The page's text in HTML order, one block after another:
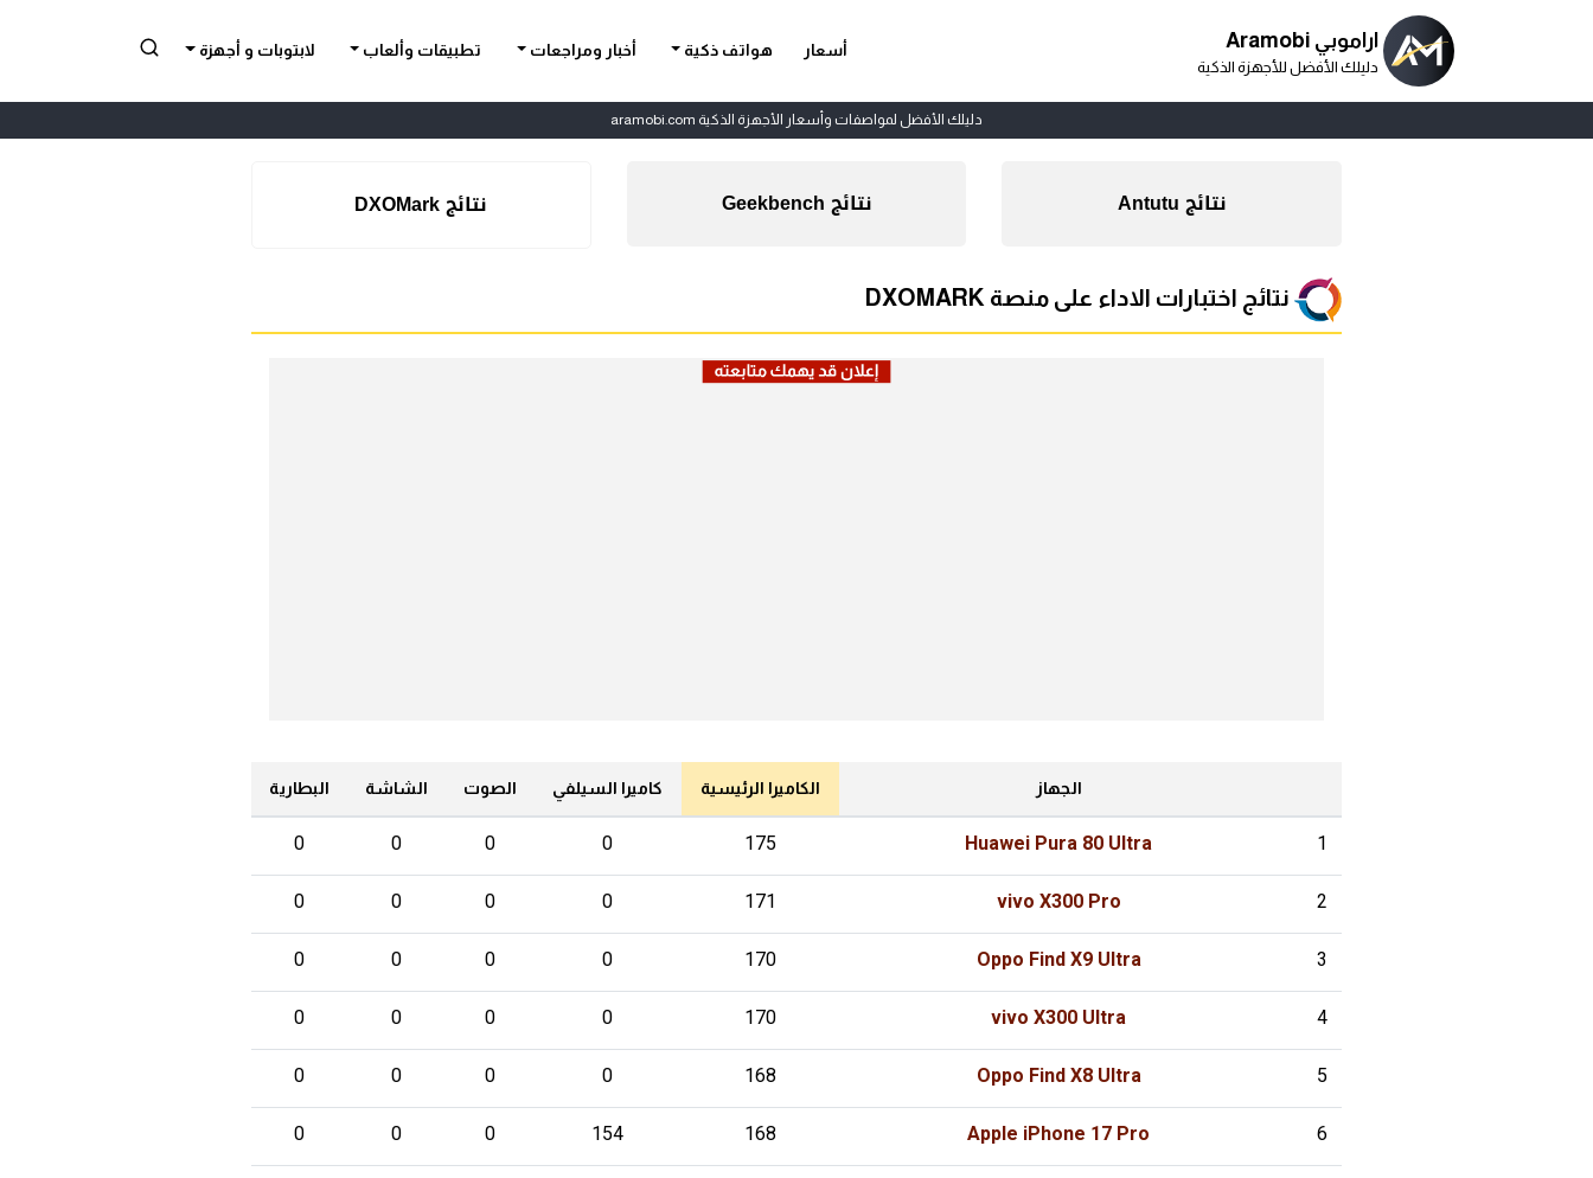
اراموبي Aramobi
دليلك الأفضل للأجهزة الذكية
أسعار هواتف ذكية أخبار ومراجعات تطبيقات وألعاب لابتوبات و أجهزة
دليلك الأفضل لمواصفات وأسعار الأجهزة الذكية aramobi.com
نتائج Antutu نتائج Geekbench نتائج DXOMark
نتائج اختبارات الاداء على منصة DXOMARK
الجهاز الكاميرا الرئيسية كاميرا السيلفي الصوت الشاشة البطارية
1
Huawei Pura 80 Ultra
175
0
0
0
0
2
vivo X300 Pro
171
0
0
0
0
3
Oppo Find X9 Ultra
170
0
0
0
0
4
vivo X300 Ultra
170
0
0
0
0
5
Oppo Find X8 Ultra
168
0
0
0
0
6
Apple iPhone 17 Pro
168
154
0
0
0